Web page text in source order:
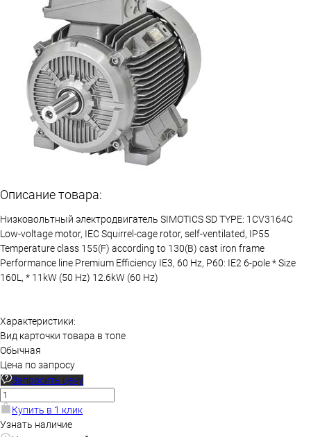
Описание товара:
Низковольтный электродвигатель SIMOTICS SD TYPE: 1CV3164C
Low-voltage motor, IEC Squirrel-cage rotor, self-ventilated, IP55
Temperature class 155(F) according to 130(B) cast iron frame
Performance line Premium Efficiency IE3, 60 Hz, P60: IE2 6-pole * Size
160L, * 11kW (50 Hz) 12.6kW (60 Hz)
Характеристики:
Вид карточки товара в топе
Обычная
Цена по запросу
Запросить цену
Купить в 1 клик
Узнать наличие